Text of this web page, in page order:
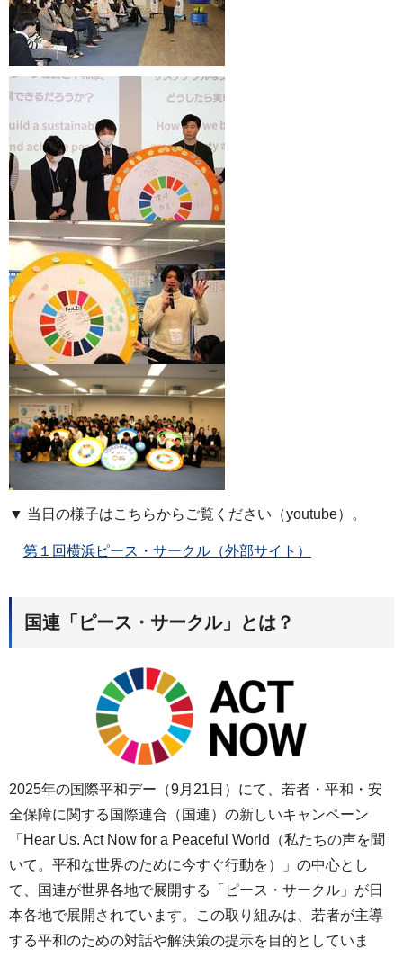
▼ 当日の様子はこちらからご覧ください（youtube）。
第１回横浜ピース・サークル（外部サイト）
国連「ピース・サークル」とは？
2025年の国際平和デー（9月21日）にて、若者・平和・安
全保障に関する国際連合（国連）の新しいキャンペーン
「Hear Us. Act Now for a Peaceful World（私たちの声を聞
いて。平和な世界のために今すぐ行動を）」の中心とし
て、国連が世界各地で展開する「ピース・サークル」が日
本各地で展開されています。この取り組みは、若者が主導
する平和のための対話や解決策の提示を目的としていま